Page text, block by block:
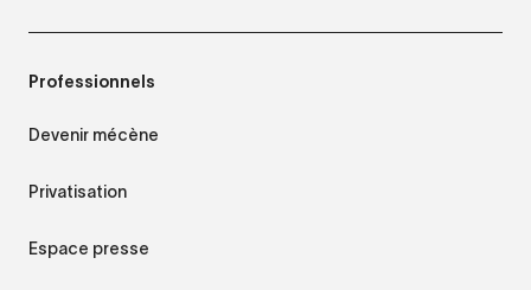
Professionnels
Devenir mécène
Privatisation
Espace presse